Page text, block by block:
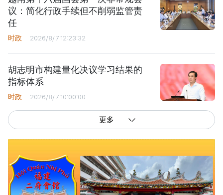
议：简化行政手续但不削弱监管责
任
时政 2026/8/7 12:23:32
胡志明市构建量化决议学习结果的
指标体系
时政 2026/8/7 10:00:00
更多